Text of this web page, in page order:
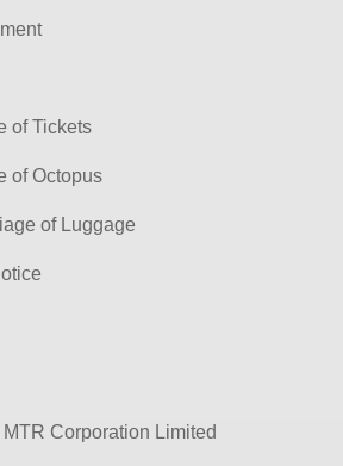
of Tickets
of Octopus
of Luggage
Corporation Limited